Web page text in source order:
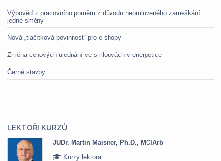
Výpověď z pracovního poměru z důvodu neomluveného zameškání
jedné směny
Nová „tlačítková povinnost“ pro e-shopy
Změna cenových ujednání ve smlouvách v energetice
Černé stavby
LEKTOŘI KURZŮ
JUDr. Martin Maisner, Ph.D., MCIArb
Kurzy lektora